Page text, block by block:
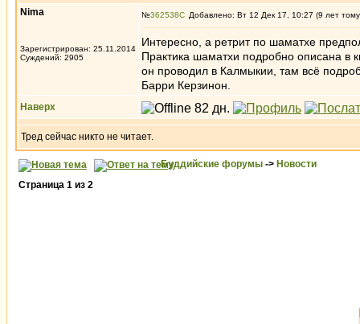
Nima
Зарегистрирован: 25.11.2014
Суждений: 2905
№362538 Добавлено: Вт 12 Дек 17, 10:27 (9 лет
Интересно, а ретрит по шаматхе
Практика шаматхи подробно описана в
он проводил в Калмыкии, там всё
Барри Керзинон.
Наверх
Тред сейчас никто не читает.
Буддийские форумы -> Новости
Страница 1 из 2